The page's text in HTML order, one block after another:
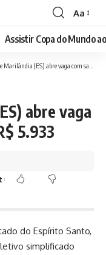
Font
Resizer
Aa
Assistir Copa do Mundo
(ES) abre vaga com salário mensal de R$ 5.933
abre vaga
5.933
do Espírito Santo,
simplificado